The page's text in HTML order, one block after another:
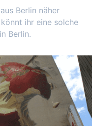
Berlin näher
ihr eine solche
Berlin.